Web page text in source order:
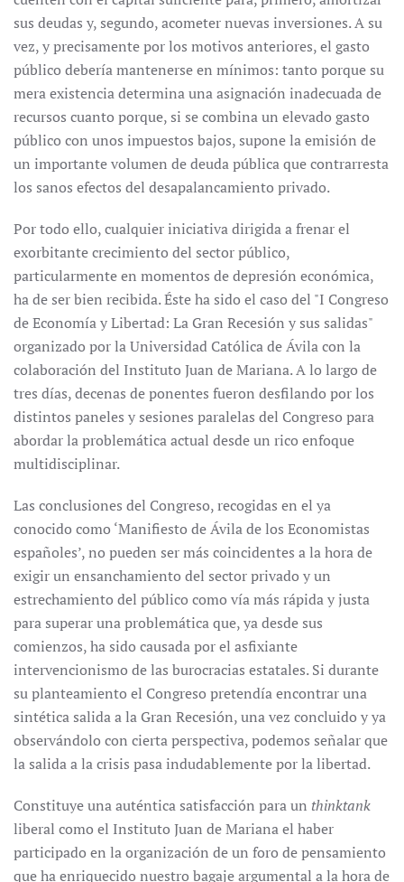
sus deudas y, segundo, acometer nuevas inversiones. A su
vez, y precisamente por los motivos anteriores, el gasto
público debería mantenerse en mínimos: tanto porque su
mera existencia determina una asignación inadecuada de
recursos cuanto porque, si se combina un elevado gasto
público con unos impuestos bajos, supone la emisión de
un importante volumen de deuda pública que contrarresta
los sanos efectos del desapalancamiento privado.
Por todo ello, cualquier iniciativa dirigida a frenar el
exorbitante crecimiento del sector público,
particularmente en momentos de depresión económica,
ha de ser bien recibida. Éste ha sido el caso del "I Congreso
de Economía y Libertad: La Gran Recesión y sus salidas"
organizado por la Universidad Católica de Ávila con la
colaboración del Instituto Juan de Mariana. A lo largo de
tres días, decenas de ponentes fueron desfilando por los
distintos paneles y sesiones paralelas del Congreso para
abordar la problemática actual desde un rico enfoque
multidisciplinar.
Las conclusiones del Congreso, recogidas en el ya
conocido como ‘Manifiesto de Ávila de los Economistas
españoles’, no pueden ser más coincidentes a la hora de
exigir un ensanchamiento del sector privado y un
estrechamiento del público como vía más rápida y justa
para superar una problemática que, ya desde sus
comienzos, ha sido causada por el asfixiante
intervencionismo de las burocracias estatales. Si durante
su planteamiento el Congreso pretendía encontrar una
sintética salida a la Gran Recesión, una vez concluido y ya
observándolo con cierta perspectiva, podemos señalar que
la salida a la crisis pasa indudablemente por la libertad.
Constituye una auténtica satisfacción para un thinktank
liberal como el Instituto Juan de Mariana el haber
participado en la organización de un foro de pensamiento
que ha enriquecido nuestro bagaje argumental a la hora de